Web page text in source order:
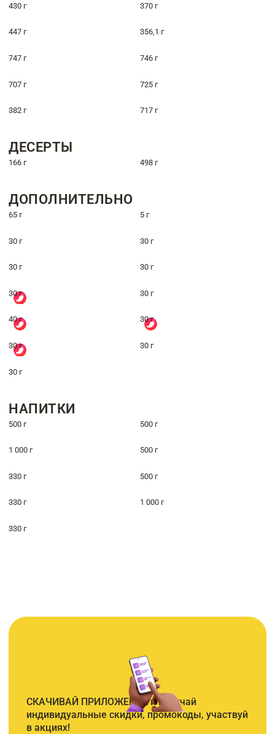
430 г 370 г
447 г 356,1 г
747 г 746 г
707 г 725 г
382 г 717 г
ДЕСЕРТЫ
166 г 498 г
ДОПОЛНИТЕЛЬНО
65 г 5 г
30 г 30 г
30 г 30 г
30 г 30 г
40 г 30 г
30 г 30 г
30 г
НАПИТКИ
500 г 500 г
1 000 г 500 г
330 г 500 г
330 г 1 000 г
330 г
СКАЧИВАЙ ПРИЛОЖЕНИЕ и получай
индивидуальные скидки, промокоды, участвуй
в акциях!